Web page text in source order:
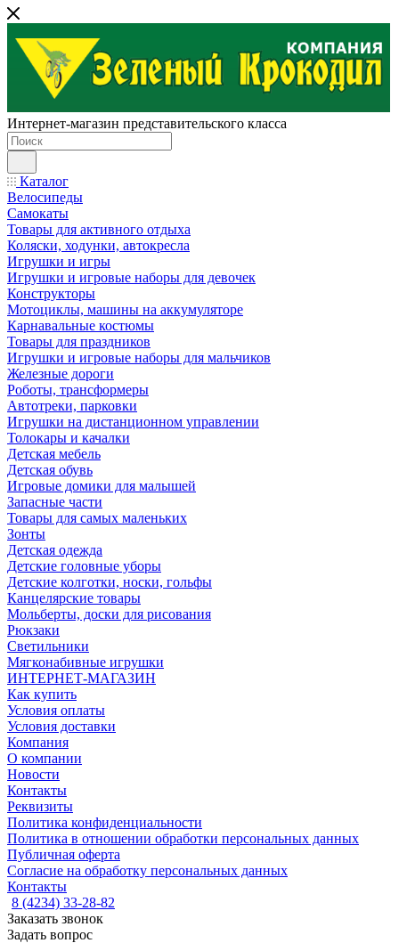
Интернет-магазин представительского класса
Каталог
Велосипеды
Самокаты
Товары для активного отдыха
Коляски, ходунки, автокресла
Игрушки и игры
Игрушки и игровые наборы для девочек
Конструкторы
Мотоциклы, машины на аккумуляторе
Карнавальные костюмы
Товары для праздников
Игрушки и игровые наборы для мальчиков
Железные дороги
Роботы, трансформеры
Автотреки, парковки
Игрушки на дистанционном управлении
Толокары и качалки
Детская мебель
Детская обувь
Игровые домики для малышей
Запасные части
Товары для самых маленьких
Зонты
Детская одежда
Детские головные уборы
Детские колготки, носки, гольфы
Канцелярские товары
Мольберты, доски для рисования
Рюкзаки
Светильники
Мягконабивные игрушки
ИНТЕРНЕТ-МАГАЗИН
Как купить
Условия оплаты
Условия доставки
Компания
О компании
Новости
Контакты
Реквизиты
Политика конфиденциальности
Политика в отношении обработки персональных данных
Публичная оферта
Согласие на обработку персональных данных
Контакты
8 (4234) 33-28-82
Заказать звонок
Задать вопрос